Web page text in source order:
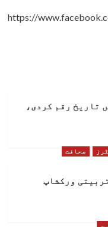
https://
تاریخ رقم کردی،
صحافت
ورکشاپ